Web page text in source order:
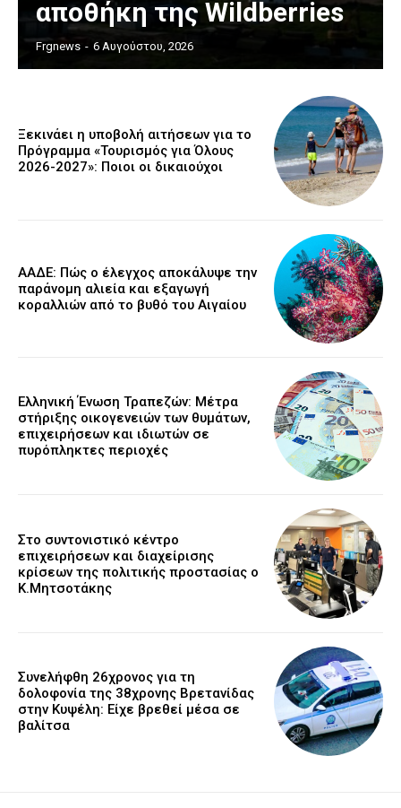
αποθήκη της Wildberries
Frgnews - 6 Αυγούστου, 2026
Ξεκινάει η υποβολή αιτήσεων για το
Πρόγραμμα «Τουρισμός για Όλους
2026-2027»: Ποιοι οι δικαιούχοι
ΑΑΔΕ: Πώς ο έλεγχος αποκάλυψε την
παράνομη αλιεία και εξαγωγή
κοραλλιών από το βυθό του Αιγαίου
Ελληνική Ένωση Τραπεζών: Μέτρα
στήριξης οικογενειών των θυμάτων,
επιχειρήσεων και ιδιωτών σε
πυρόπληκτες περιοχές
Στο συντονιστικό κέντρο
επιχειρήσεων και διαχείρισης
κρίσεων της πολιτικής προστασίας ο
Κ.Μητσοτάκης
Συνελήφθη 26χρονος για τη
δολοφονία της 38χρονης Βρετανίδας
στην Κυψέλη: Είχε βρεθεί μέσα σε
βαλίτσα